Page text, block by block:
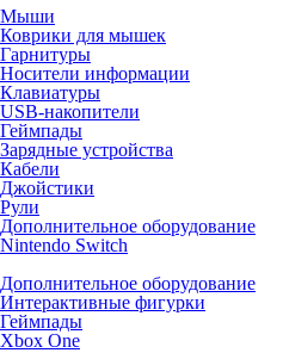
Мыши
Коврики для мышек
Гарнитуры
Носители информации
Клавиатуры
USB-накопители
Геймпады
Зарядные устройства
Кабели
Джойстики
Рули
Дополнительное оборудование
Nintendo Switch
Дополнительное оборудование
Интерактивные фигурки
Геймпады
Xbox One